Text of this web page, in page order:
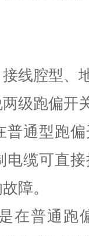
线腔型、
级跑偏开
普通型跑
电缆可直
障。
在普通跑